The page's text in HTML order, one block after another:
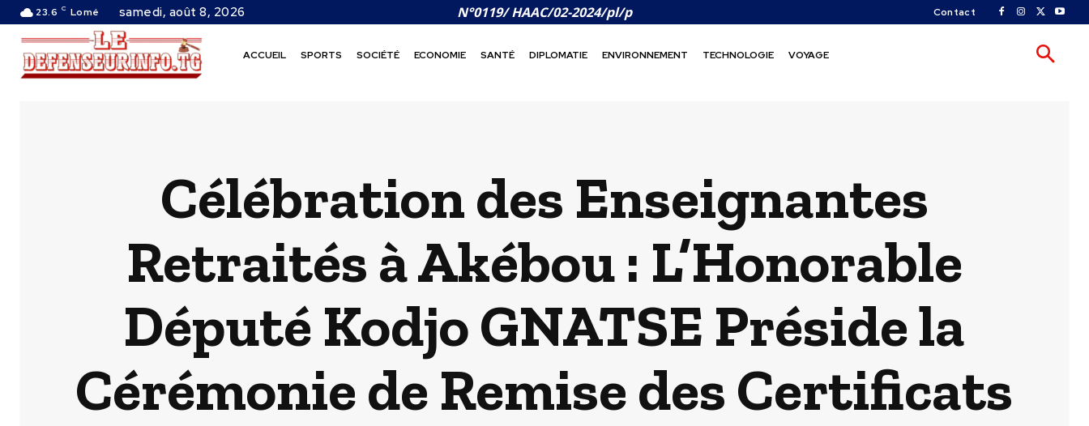
23.6 C Lomé samedi, août 8, 2026 N°0119/ HAAC/02-2024/pl/p Contact
ACCUEIL SPORTS SOCIÉTÉ ECONOMIE SANTÉ DIPLOMATIE ENVIRONNEMENT TECHNOLOGIE VOYAGE
Célébration des Enseignantes
Retraités à Akébou : L’Honorable
Député Kodjo GNATSE Préside la
Cérémonie de Remise des Certificats